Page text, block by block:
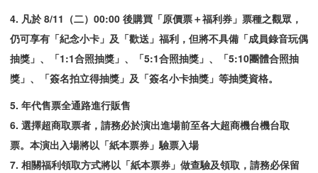
4. 凡於 8/11 （二）00:00 後購買「原價票＋福利券」票種之觀眾，
仍可享有「紀念小卡」及「歡送」福利，但將不具備「成員錄音玩偶
抽獎」、「1:1合照抽獎」、「5:1合照抽獎」、「5:10團體合照抽
獎」、「簽名拍立得抽獎」及「簽名小卡抽獎」等抽獎資格。
5. 年代售票全通路進行販售
6. 選擇超商取票者 ，請務必於演出進場前至各大超商機台機台取
票。本演出入場將以「紙本票券」驗票入場
7. 相關福利領取方式將以「紙本票券」做查驗及領取，請務必保留